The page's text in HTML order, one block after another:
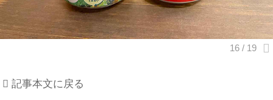
記事本文に戻る